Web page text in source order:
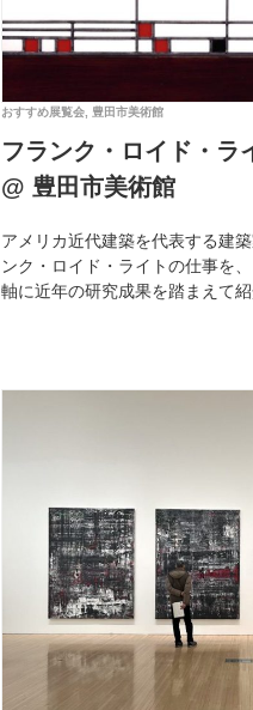
おすすめ展覧会 豊田市美術館
フランク・ロイド・
@ 豊田市美術館
アメリカ近代建築を代表する建
ンク・ロイド・ライトの仕事を
軸に近年の研究成果を踏まえて紹